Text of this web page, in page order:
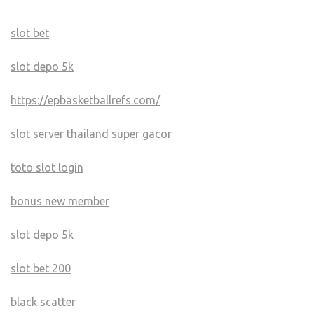
slot bet
slot depo 5k
https://epbasketballrefs.com/
slot server thailand super gacor
toto slot login
bonus new member
slot depo 5k
slot bet 200
black scatter